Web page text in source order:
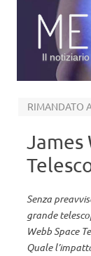
Il
RIMANDATO
James
Senza
grande
Webb Space
Quale